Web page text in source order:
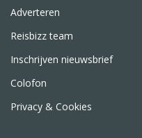
Adverteren
Reisbizz team
Inschrijven nieuwsbrief
Colofon
Privacy & Cookies